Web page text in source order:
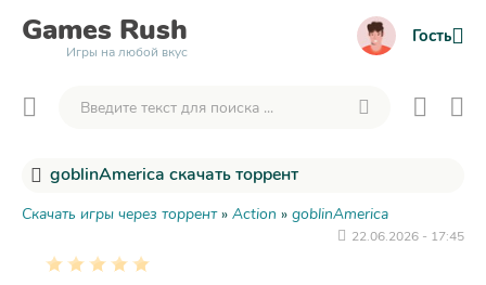
Games Rush
Игры на любой вкус
Гость
goblinAmerica скачать торрент
Скачать игры через торрент» Action » goblinAmerica
22.06.2026 - 17:45